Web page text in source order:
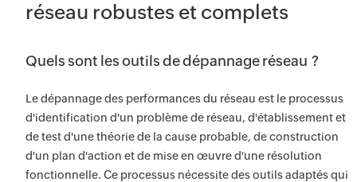
réseau robustes et complets
Quels sont les outils de dépannage réseau ?
Le dépannage des performances du réseau est le processus
d'identification d'un problème de réseau, d'établissement et
de test d'une théorie de la cause probable, de construction
d'un plan d'action et de mise en œuvre d'une résolution
fonctionnelle. Ce processus nécessite des outils adaptés qui